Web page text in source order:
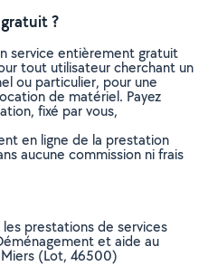
?
service entièrement gratuit
tout utilisateur cherchant un
ou particulier, pour une
de matériel. Payez
fixé par vous,
en ligne de la prestation
aucune commission ni frais
prestations de services
et aide au
(Lot, 46500)